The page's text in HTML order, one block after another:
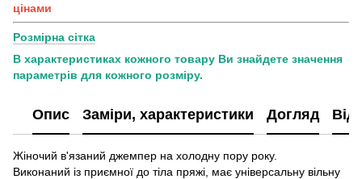
цінами
Розмірна сітка
В характеристиках кожного товару Ви знайдете значення
параметрів для кожного розміру.
Опис Заміри, характеристики Догляд
Жіночий в'язаний джемпер на холодну пору року.
Виконаний із приємної до тіла пряжі, має універсальну вільну